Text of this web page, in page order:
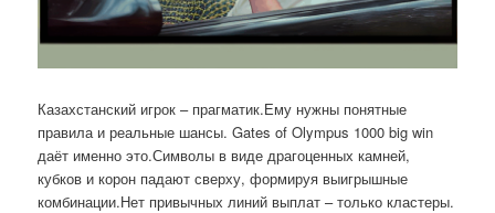
Казахстанский игрок – прагматик.Ему нужны понятные
правила и реальные шансы. Gates of Olympus 1000 big win
даёт именно это.Символы в виде драгоценных камней,
кубков и корон падают сверху, формируя выигрышные
комбинации.Нет привычных линий выплат – только кластеры.